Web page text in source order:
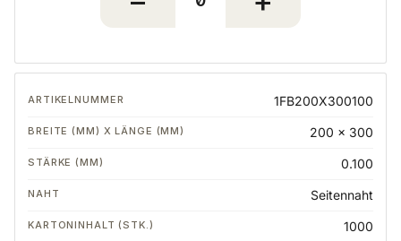
1FB200X300100
200 x 300
0.100
Seitennaht
1000